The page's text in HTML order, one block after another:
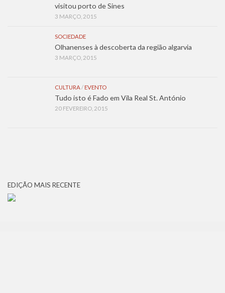
visitou porto de Sines
3 MARÇO, 2015
SOCIEDADE
Olhanenses à descoberta da região algarvia
3 MARÇO, 2015
CULTURA/ EVENTO
Tudo isto é Fado em Vila Real St. António
20 FEVEREIRO, 2015
EDIÇÃO MAIS RECENTE